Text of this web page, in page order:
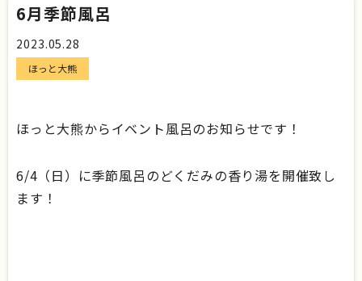
6月季節風呂
2023.05.28
ほっと大熊
ほっと大熊からイベント風呂のお知らせです！
6/4（日）に季節風呂のどくだみの香り湯を開催致し
ます！